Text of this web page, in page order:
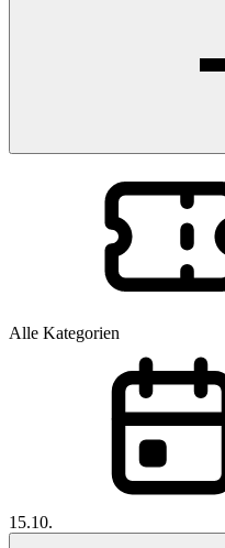
Alle Kategorien
15.10.